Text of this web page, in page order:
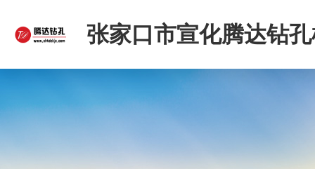
张家口市宣化腾达钻
限公司